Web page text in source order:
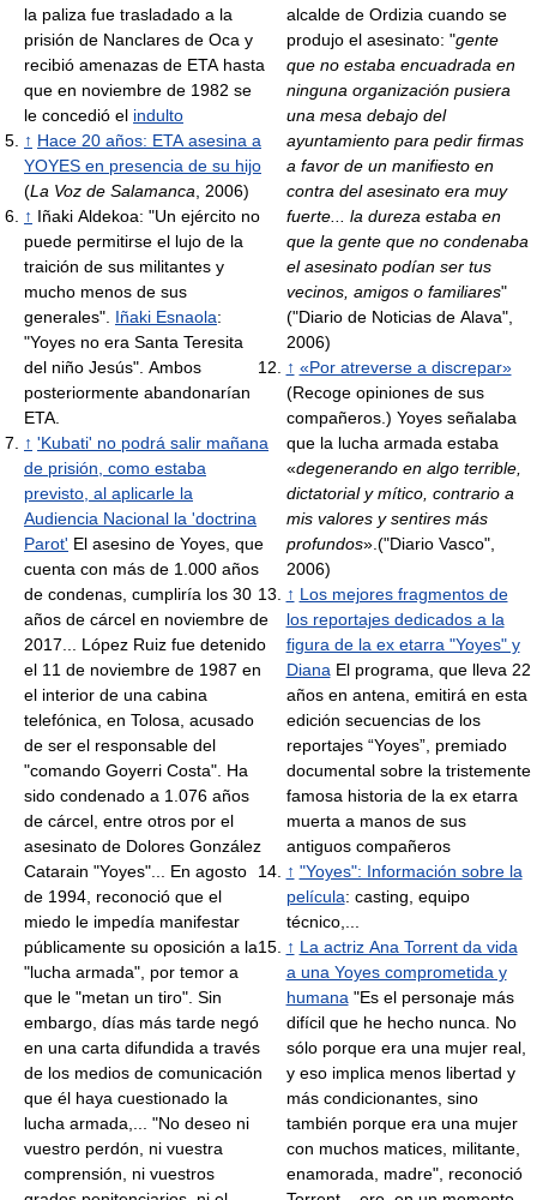
la paliza fue trasladado a la
prisión de Nanclares de Oca y
recibió amenazas de ETA hasta
que en noviembre de 1982 se
le concedió el indulto
↑ Hace 20 años: ETA asesina a
YOYES en presencia de su hijo
(La Voz de Salamanca , 2006)
↑ Iñaki Aldekoa: "Un ejército no
puede permitirse el lujo de la
traición de sus militantes y
mucho menos de sus
generales". Iñaki Esnaola:
"Yoyes no era Santa Teresita
del niño Jesús". Ambos
posteriormente abandonarían
ETA.
↑ 'Kubati' no podrá salir mañana
de prisión, como estaba
previsto, al aplicarle la
Audiencia Nacional la 'doctrina
Parot' El asesino de Yoyes, que
cuenta con más de 1.000 años
de condenas, cumpliría los 30
años de cárcel en noviembre de
2017... López Ruiz fue detenido
el 11 de noviembre de 1987 en
el interior de una cabina
telefónica, en Tolosa, acusado
de ser el responsable del
"comando Goyerri Costa". Ha
sido condenado a 1.076 años
de cárcel, entre otros por el
asesinato de Dolores González
Catarain "Yoyes"... En agosto
de 1994, reconoció que el
miedo le impedía manifestar
públicamente su oposición a la
"lucha armada", por temor a
que le "metan un tiro". Sin
embargo, días más tarde negó
en una carta difundida a través
de los medios de comunicación
que él haya cuestionado la
lucha armada,... "No deseo ni
vuestro perdón, ni vuestra
comprensión, ni vuestros
alcalde de Ordizia cuando se
produjo el asesinato: "gente
que no estaba encuadrada en
ninguna organización pusiera
una mesa debajo del
ayuntamiento para pedir firmas
a favor de un manifiesto en
contra del asesinato era muy
fuerte... la dureza estaba en
que la gente que no condenaba
el asesinato podían ser tus
vecinos, amigos o familiares"
("Diario de Noticias de Alava",
2006)
↑ «Por atreverse a discrepar»
(Recoge opiniones de sus
compañeros.) Yoyes señalaba
que la lucha armada estaba
«degenerando en algo terrible,
dictatorial y mítico, contrario a
mis valores y sentires más
profundos».("Diario Vasco",
2006)
↑ Los mejores fragmentos de
los reportajes dedicados a la
figura de la ex etarra "Yoyes" y
Diana El programa, que lleva 22
años en antena, emitirá en esta
edición secuencias de los
reportajes “Yoyes”, premiado
documental sobre la tristemente
famosa historia de la ex etarra
muerta a manos de sus
antiguos compañeros
↑ "Yoyes": Información sobre la
película: casting, equipo
técnico,...
↑ La actriz Ana Torrent da vida
a una Yoyes comprometida y
humana "Es el personaje más
difícil que he hecho nunca. No
sólo porque era una mujer real,
y eso implica menos libertad y
más condicionantes, sino
también porque era una mujer
con muchos matices, militante,
enamorada, madre", reconoció